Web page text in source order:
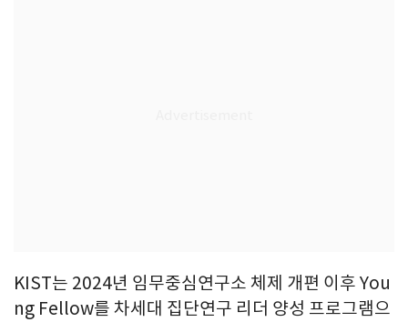
KIST는 2024년 임무중심연구소 체제 개편 이후 You
ng Fellow를 차세대 집단연구 리더 양성 프로그램으